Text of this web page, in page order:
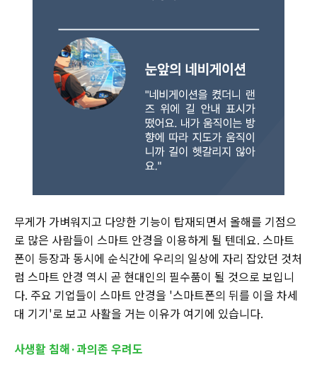
무게가 가벼워지고 다양한 기능이 탑재되면서 올해를 기점으
로 많은 사람들이 스마트 안경을 이용하게 될 텐데요. 스마트
폰이 등장과 동시에 순식간에 우리의 일상에 자리 잡았던 것처
럼 스마트 안경 역시 곧 현대인의 필수품이 될 것으로 보입니
다. 주요 기업들이 스마트 안경을 '스마트폰의 뒤를 이을 차세
대 기기'로 보고 사활을 거는 이유가 여기에 있습니다.
사생활 침해·과의존 우려도